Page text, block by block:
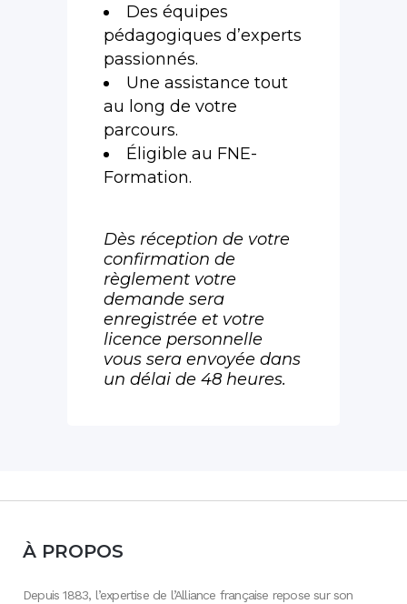
Des équipes
pédagogiques d’experts
passionnés.
Une assistance tout
au long de votre
parcours.
Éligible au FNE-
Formation.
Dès réception de votre
confirmation de
règlement votre
demande sera
enregistrée et votre
licence personnelle
vous sera envoyée dans
un délai de 48 heures.
À PROPOS
Depuis 1883, l’expertise de l’Alliance française repose sur son